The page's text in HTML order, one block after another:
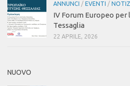
ANNUNCI / EVENTI /
IV Forum Europeo per
Tessaglia
22 APRILE, 2026
NUOVO